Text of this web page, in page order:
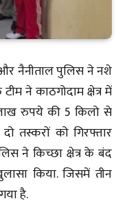
नैनीताल पुलिस ने नशे
ने काठगोदाम क्षेत्र में
रुपये की 5 किलो से
तस्करों को गिरफ्तार
ने किच्छा क्षेत्र के बंद
किया. जिसमें तीन
है.